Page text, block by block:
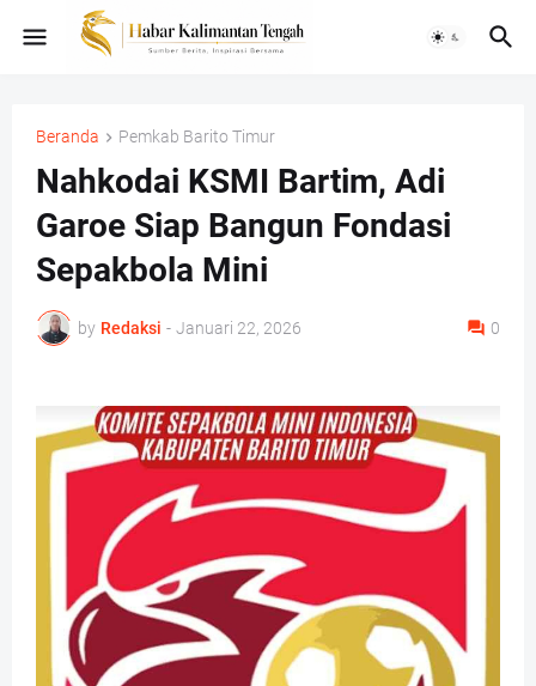
Beranda Pemkab Barito Timur
Nahkodai KSMI Bartim, Adi
Garoe Siap Bangun Fondasi
Sepakbola Mini
by Redaksi - Januari 22, 2026 0